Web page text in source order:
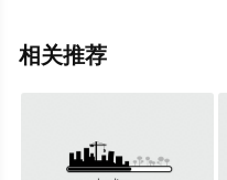
相关推荐